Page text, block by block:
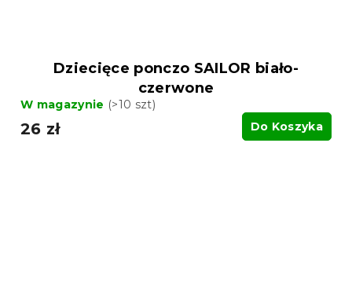
Dziecięce ponczo SAILOR biało-
czerwone
W magazynie (>10 szt)
26 zł Do Koszyka